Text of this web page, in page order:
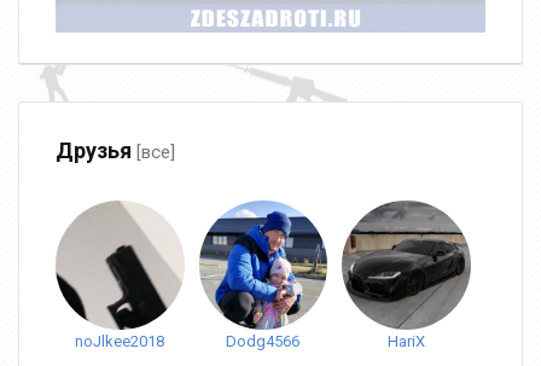
Друзья [все]
noJlkee2018 Dodg4566 HariX